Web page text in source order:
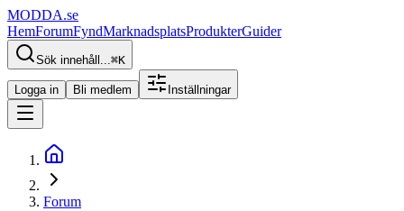
MODDA.se
HemForumFyndMarknadsplatsProdukterGuider
Sök innehåll...⌘K
Logga in Bli medlem Inställningar
Forum